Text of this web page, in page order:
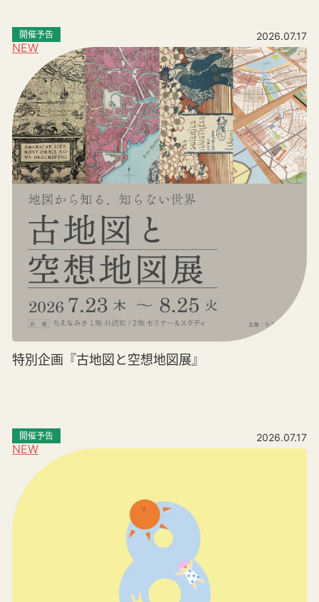
NEW
開催予告 2026.07.17
特別企画『古地図と空想地図展』
NEW
開催予告 2026.07.17